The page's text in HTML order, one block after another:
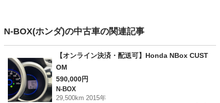
N-BOX(ホンダ)の中古車の関連記事
【オンライン決済・配送可】Honda NBox CUST
OM
590,000円
N-BOX
29,500km 2015年